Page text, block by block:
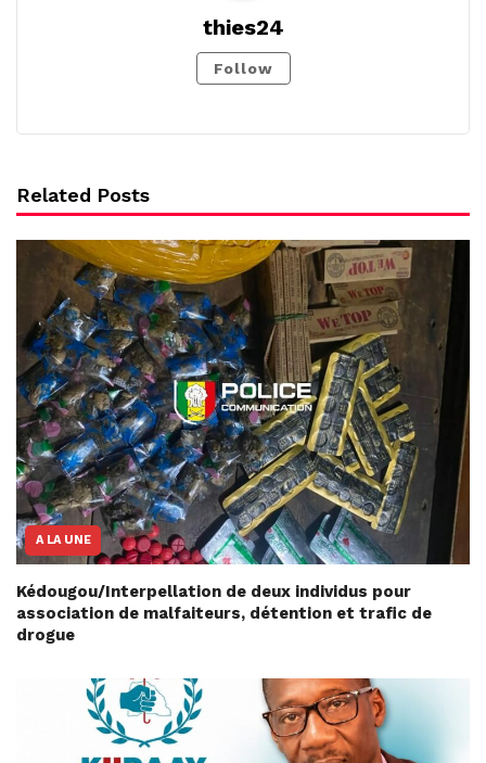
thies24
Follow
Related Posts
A LA UNE
Kédougou/Interpellation de deux individus pour
association de malfaiteurs, détention et trafic de
drogue